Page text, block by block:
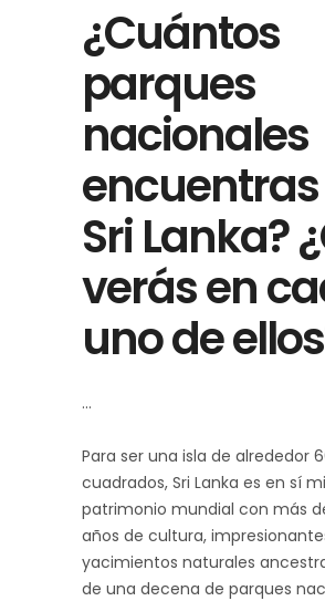
¿Cuántos
parques
nacionales
Sri Lanka?
verás en
uno de
Para ser una isla de alrededor
cuadrados, Sri Lanka es en sí
patrimonio mundial con más
años de cultura,
yacimientos naturales
de una decena de parques